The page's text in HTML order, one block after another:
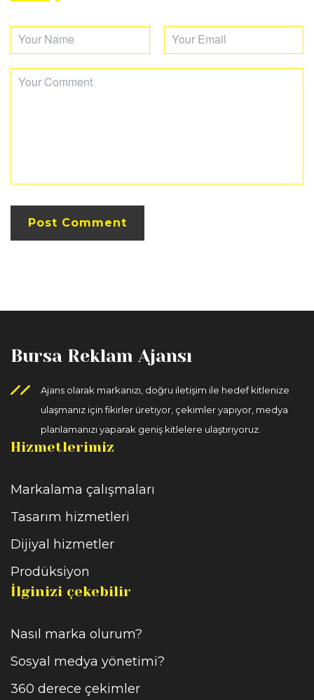
Bursa Reklam Ajansı
Ajans olarak markanızı, doğru iletişim ile hedef kitlenize
ulaşmanız için fikirler üretiyor, çekimler yapıyor, medya
planlamanızı yaparak geniş kitlelere ulaştırıyoruz.
Hizmetlerimiz
Markalama çalışmaları
Tasarım hizmetleri
Dijiyal hizmetler
Prodüksiyon
İlginizi çekebilir
Nasıl marka olurum?
Sosyal medya yönetimi?
360 derece çekimler